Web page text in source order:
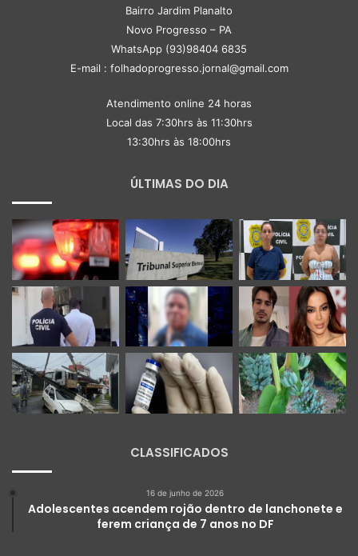
Bairro Jardim Planalto
Novo Progresso – PA
WhatsApp (93)98404 6835
E-mail : folhadoprogresso.jornal@gmail.com
Atendimento online 24 horas
Local das 7:30hrs às 11:30hrs
13:30hrs às 18:00hrs
ÚLTIMAS DO DIA
CLASSIFICADOS
16 de junho de 2026
Adolescentes acendem rojão dentro de lanchonete e
ferem criança de 7 anos no DF